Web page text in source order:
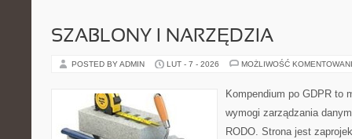
SZABLONY I NARZĘDZIA
POSTED BY ADMIN LUT - 7 - 2026 MOŻLIWOŚĆ
Kompendium po GDPR to
wymogi zarządzania
RODO. Strona jest